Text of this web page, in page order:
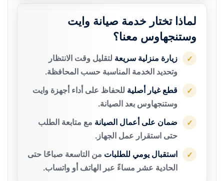
لماذا تختار خدمة صيانة وايت
وستنجهاوس معنا؟
✓ زيارة منزلية سريعة لتقليل وقت الانتظار
وتحديد الخدمة المناسبة حسب المحافظة.
✓ قطع غيار أصلية للحفاظ على أداء أجهزة وايت
وستنجهاوس بعد الصيانة.
✓ ضمان على أعمال الصيانة مع متابعة الطلب
حتى استقرار عمل الجهاز.
✓ استقبال يومي للطلبات من التاسعة صباحًا حتى
الحادية عشر مساءً عبر الهاتف أو واتساب.